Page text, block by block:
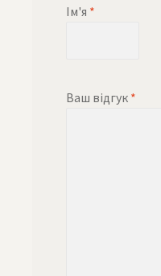
Ім'я *
Ваш відгук *